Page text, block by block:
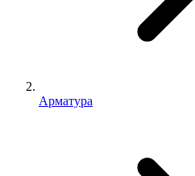
Арматура